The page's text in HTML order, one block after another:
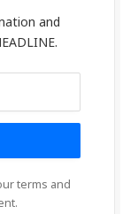
and
terms and